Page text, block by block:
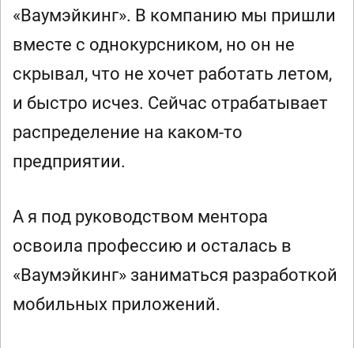
«Ваумэйкинг». В компанию мы пришли
вместе с однокурсником, но он не
скрывал, что не хочет работать летом,
и быстро исчез. Сейчас отрабатывает
распределение на каком-то
предприятии.
А я под руководством ментора
освоила профессию и осталась в
«Ваумэйкинг» заниматься разработкой
мобильных приложений.